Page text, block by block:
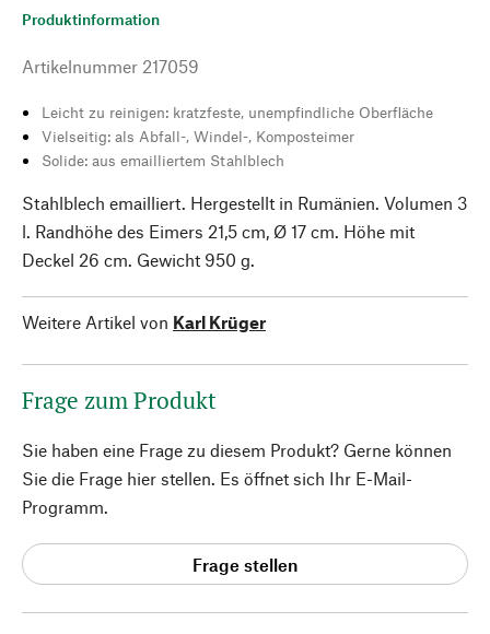
Produktinformation
Artikelnummer 217059
Leicht zu reinigen: kratzfeste, unempfindliche Oberfläche
Vielseitig: als Abfall-, Windel-, Komposteimer
Solide: aus emailliertem Stahlblech
Stahlblech emailliert. Hergestellt in Rumänien. Volumen 3
l. Randhöhe des Eimers 21,5 cm, Ø 17 cm. Höhe mit
Deckel 26 cm. Gewicht 950 g.
Weitere Artikel von Karl Krüger
Frage zum Produkt
Sie haben eine Frage zu diesem Produkt? Gerne können
Sie die Frage hier stellen. Es öffnet sich Ihr E-Mail-
Programm.
Frage stellen